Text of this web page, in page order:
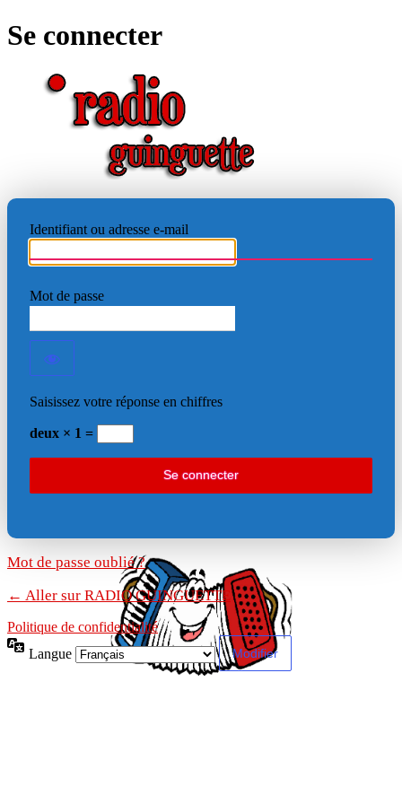
Se connecter
Identifiant ou adresse e-mail
Mot de passe
Saisissez votre réponse en chiffres
deux × 1 =
Mot de passe oublié ?
← Aller sur RADIO GUINGUETTE
Politique de confidentialité
Langue